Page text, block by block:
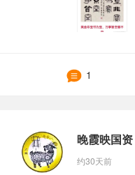
1
晚霞映国资
约30天前